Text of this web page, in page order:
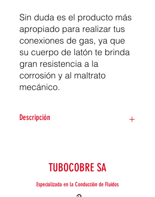
Sin duda es el producto más
apropiado para realizar tus
conexiones de gas, ya que
su cuerpo de latón te brinda
gran resistencia a la
corrosión y al maltrato
mecánico.
Descripción
tus instalaciones de gas con gran
desempeño y durabilidad
Disponible para adaptar a tus
TUBOCOBRE SA
Especializada en la Conducción de Fluidos